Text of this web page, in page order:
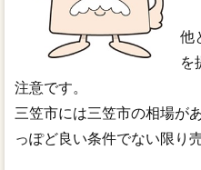
他
を
注意です。
三笠市には三笠市の相場が
っぽど良い条件でない限り